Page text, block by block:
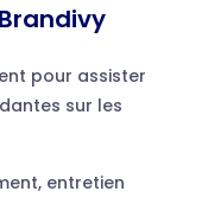
pour assister
sur les
entretien